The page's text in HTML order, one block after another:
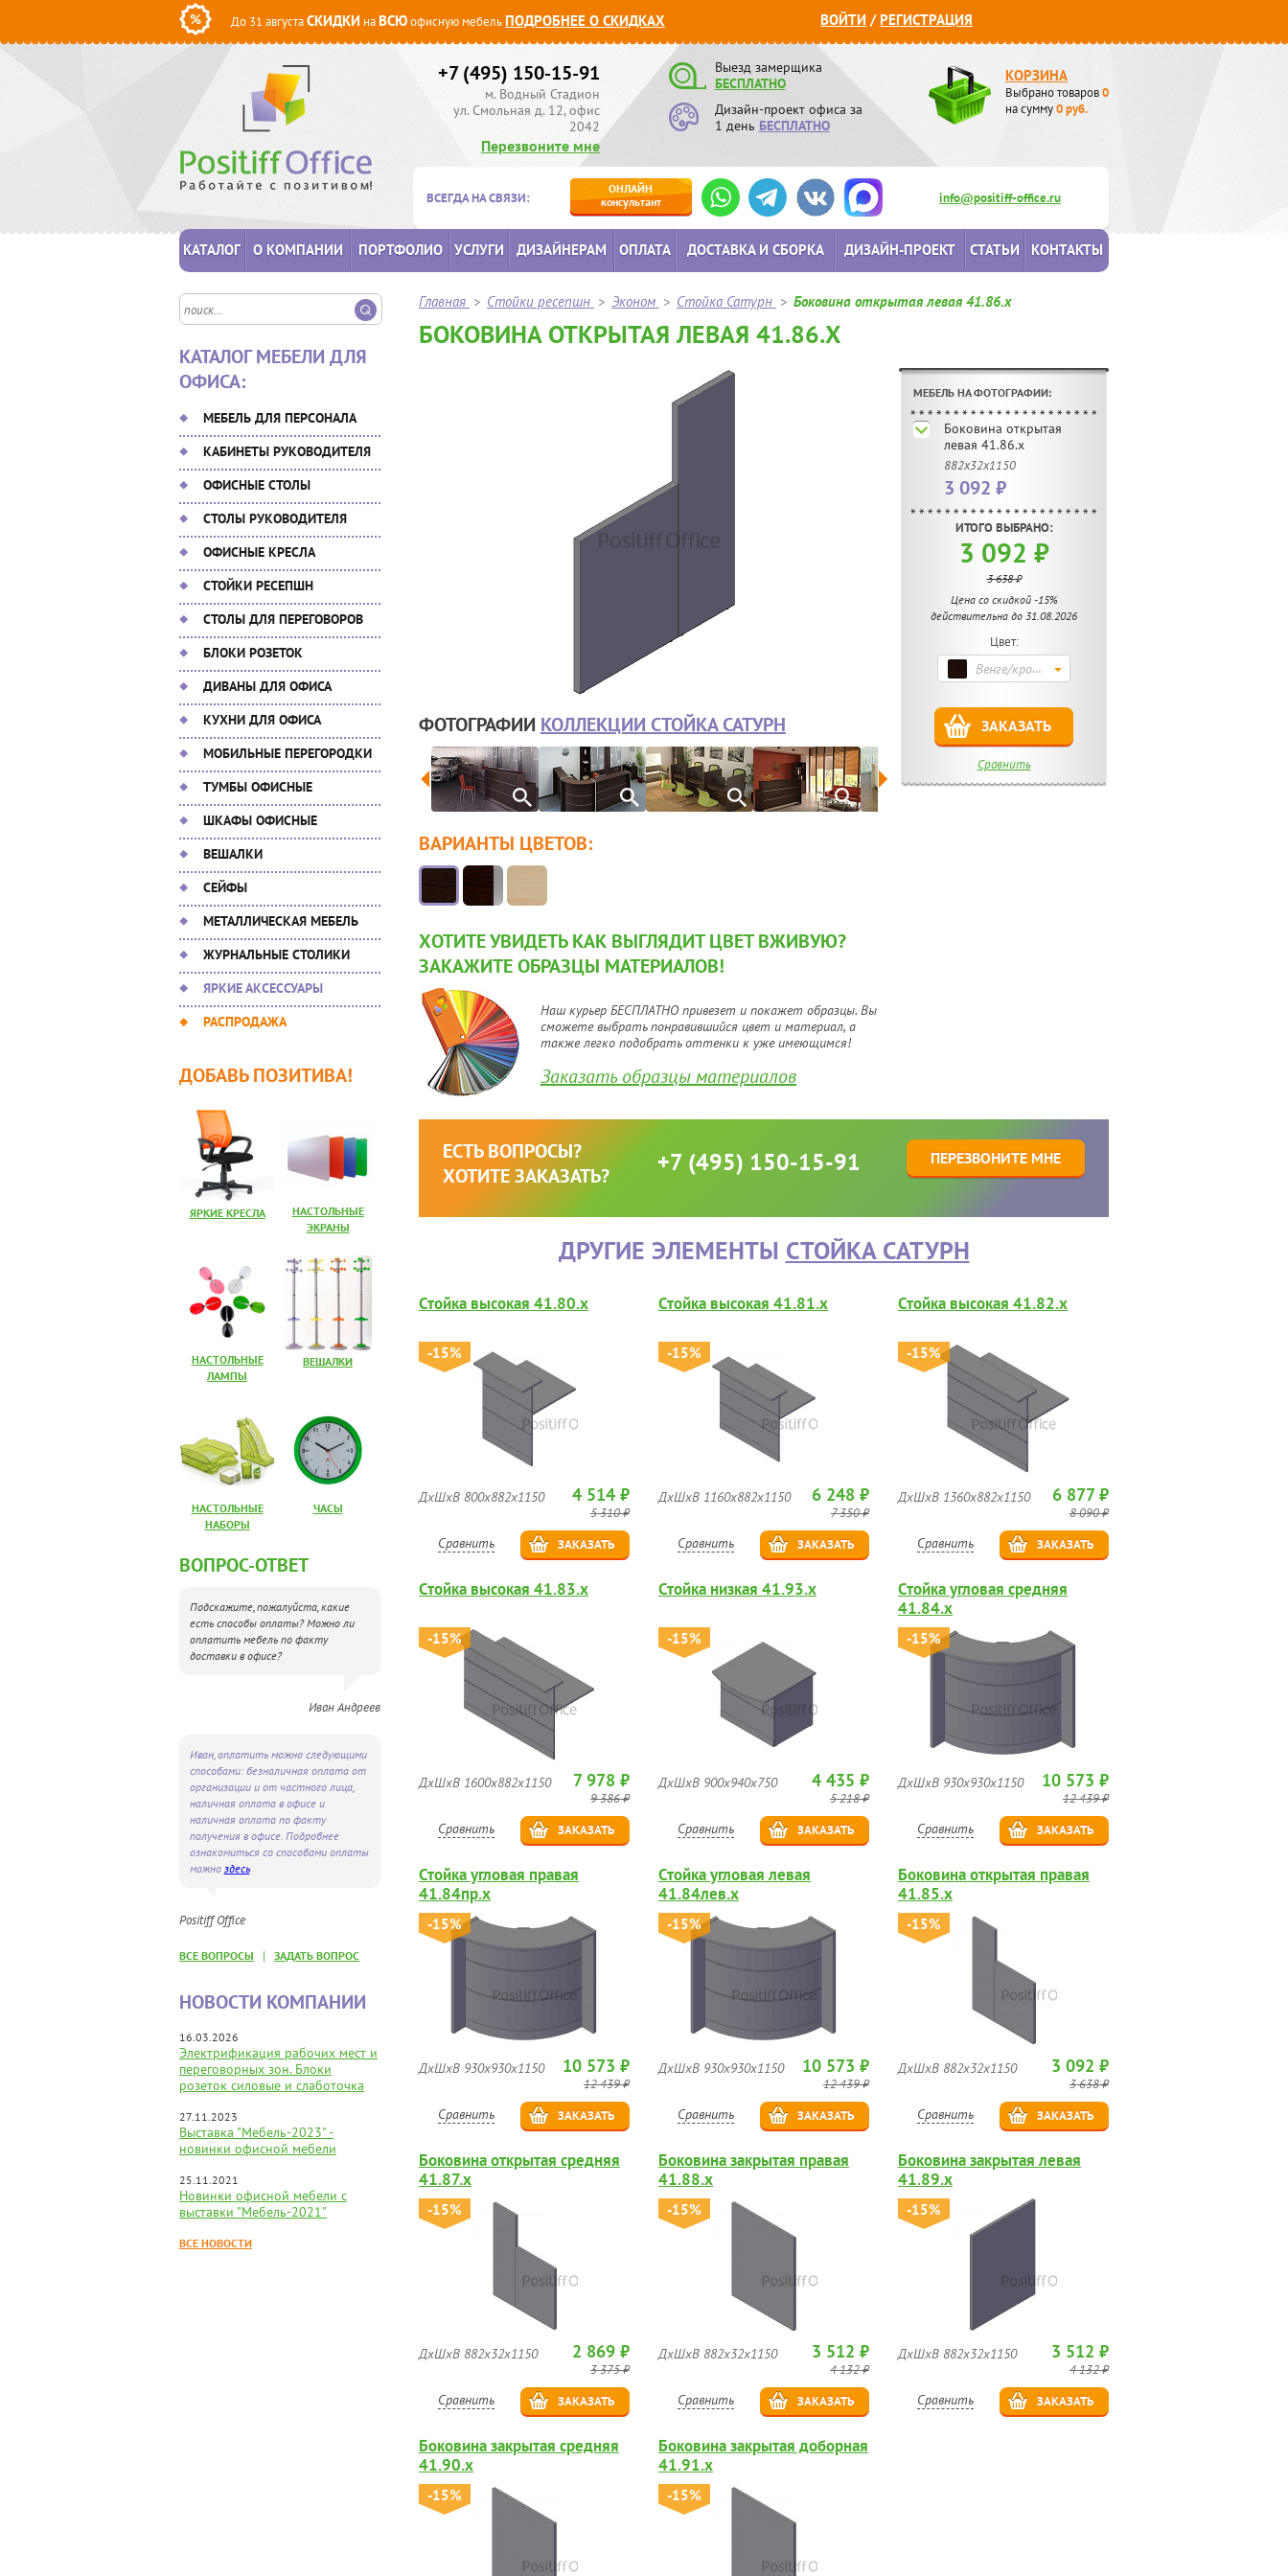
До 31 августаСКИДКИ наВСЮофисную мебельПОДРОБНЕЕ О СКИДКАХ ВОЙТИ /РЕГИСТРАЦИЯ
+7 (495) 150-15-91
м. Водный Стадион
ул. Смольная д. 12, офис
2042
Перезвоните мне
Выезд замерщика
БЕСПЛАТНО
Дизайн-проект офиса за
1 день БЕСПЛАТНО
КОРЗИНА
Выбрано товаров0
на сумму0руб.
ВСЕГДА НА СВЯЗИ:
ОНЛАЙН
консультант
info@positiff-office.ru
КАТАЛОГ О КОМПАНИИ ПОРТФОЛИО УСЛУГИ ДИЗАЙНЕРАМ ОПЛАТА ДОСТАВКА И СБОРКА ДИЗАЙН-ПРОЕКТ СТАТЬИ КОНТАКТЫ
КАТАЛОГ МЕБЕЛИ ДЛЯ
ОФИСА:
МЕБЕЛЬ ДЛЯ ПЕРСОНАЛА
КАБИНЕТЫ РУКОВОДИТЕЛЯ
ОФИСНЫЕ СТОЛЫ
СТОЛЫ РУКОВОДИТЕЛЯ
ОФИСНЫЕ КРЕСЛА
СТОЙКИ РЕСЕПШН
СТОЛЫ ДЛЯ ПЕРЕГОВОРОВ
БЛОКИ РОЗЕТОК
ДИВАНЫ ДЛЯ ОФИСА
КУХНИ ДЛЯ ОФИСА
МОБИЛЬНЫЕ ПЕРЕГОРОДКИ
ТУМБЫ ОФИСНЫЕ
ШКАФЫ ОФИСНЫЕ
ВЕШАЛКИ
СЕЙФЫ
МЕТАЛЛИЧЕСКАЯ МЕБЕЛЬ
ЖУРНАЛЬНЫЕ СТОЛИКИ
ЯРКИЕ АКСЕССУАРЫ
РАСПРОДАЖА
ДОБАВЬ ПОЗИТИВА!
ЯРКИЕ КРЕСЛА
НАСТОЛЬНЫЕ
ЭКРАНЫ
НАСТОЛЬНЫЕ
ЛАМПЫ
ВЕШАЛКИ
НАСТОЛЬНЫЕ
НАБОРЫ
ЧАСЫ
ВОПРОС-ОТВЕТ
Подскажите, пожалуйста, какие
есть способы оплаты? Можно ли
оплатить мебель по факту
доставки в офисе?
Иван Андреев
Иван, оплатить можно следующими
способами: безналичная оплата от
организации и от частного лица,
наличная оплата в офисе и
наличная оплата по факту
получения в офисе. Подробнее
ознакомиться со способами оплаты
можно здесь
Positiff Office
ВСЕ ВОПРОСЫ | ЗАДАТЬ ВОПРОС
НОВОСТИ КОМПАНИИ
16.03.2026
Электрификация рабочих мест и
переговорных зон. Блоки
розеток силовые и слаботочка
27.11.2023
Выставка "Мебель-2023" -
новинки офисной мебели
25.11.2021
Новинки офисной мебели с
выставки "Мебель-2021"
ВСЕ НОВОСТИ
Главная > Стойки ресепшн > Эконом > Стойка Сатурн > Боковина открытая левая 41.86.х
БОКОВИНА ОТКРЫТАЯ ЛЕВАЯ 41.86.Х
ФОТОГРАФИИ КОЛЛЕКЦИИ СТОЙКА САТУРН
МЕБЕЛЬ НА ФОТОГРАФИИ:
Боковина открытая
левая 41.86.х
882х32х1150
3 092 ₽
ИТОГО ВЫБРАНО:
3 092 ₽
3 638 ₽
Цена со скидкой -15%
действительна до 31.08.2026
Цвет:
Венге/кромка венге
ЗАКАЗАТЬ
Сравнить
ВАРИАНТЫ ЦВЕТОВ:
ХОТИТЕ УВИДЕТЬ КАК ВЫГЛЯДИТ ЦВЕТ ВЖИВУЮ?
ЗАКАЖИТЕ ОБРАЗЦЫ МАТЕРИАЛОВ!
Наш курьер БЕСПЛАТНО привезет и покажет образцы. Вы
сможете выбрать понравившийся цвет и материал, а
также легко подобрать оттенки к уже имеющимся!
Заказать образцы материалов
ЕСТЬ ВОПРОСЫ?
ХОТИТЕ ЗАКАЗАТЬ?
+7 (495) 150-15-91 ПЕРЕЗВОНИТЕ МНЕ
ДРУГИЕ ЭЛЕМЕНТЫ СТОЙКА САТУРН
Стойка высокая 41.80.х
-15%
ДхШхВ 800х882х1150 4 514 ₽
5 310 ₽
Сравнить ЗАКАЗАТЬ
Стойка высокая 41.81.х
-15%
ДхШхВ 1160х882х1150 6 248 ₽
7 350 ₽
Сравнить ЗАКАЗАТЬ
Стойка высокая 41.82.х
-15%
ДхШхВ 1360х882х1150 6 877 ₽
8 090 ₽
Сравнить ЗАКАЗАТЬ
Стойка высокая 41.83.х
-15%
ДхШхВ 1600х882х1150 7 978 ₽
9 386 ₽
Сравнить ЗАКАЗАТЬ
Стойка низкая 41.93.х
-15%
ДхШхВ 900х940х750 4 435 ₽
5 218 ₽
Сравнить ЗАКАЗАТЬ
Стойка угловая средняя
41.84.х
-15%
ДхШхВ 930х930х1150 10 573 ₽
12 439 ₽
Сравнить ЗАКАЗАТЬ
Стойка угловая правая
41.84пр.х
-15%
ДхШхВ 930х930х1150 10 573 ₽
12 439 ₽
Сравнить ЗАКАЗАТЬ
Стойка угловая левая
41.84лев.х
-15%
ДхШхВ 930х930х1150 10 573 ₽
12 439 ₽
Сравнить ЗАКАЗАТЬ
Боковина открытая правая
41.85.х
-15%
ДхШхВ 882х32х1150 3 092 ₽
3 638 ₽
Сравнить ЗАКАЗАТЬ
Боковина открытая средняя
41.87.х
-15%
ДхШхВ 882х32х1150 2 869 ₽
3 375 ₽
Сравнить ЗАКАЗАТЬ
Боковина закрытая правая
41.88.х
-15%
ДхШхВ 882х32х1150 3 512 ₽
4 132 ₽
Сравнить ЗАКАЗАТЬ
Боковина закрытая левая
41.89.х
-15%
ДхШхВ 882х32х1150 3 512 ₽
4 132 ₽
Сравнить ЗАКАЗАТЬ
Боковина закрытая средняя
41.90.х
-15%
Боковина закрытая доборная
41.91.х
-15%